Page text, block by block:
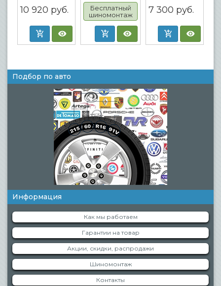
10 920 руб.
Бесплатный
шиномонтаж
7 300 руб.
Подбор по авто
Информация
Как мы работаем
Гарантии на товар
Акции, скидки, распродажи
Шиномонтаж
Контакты